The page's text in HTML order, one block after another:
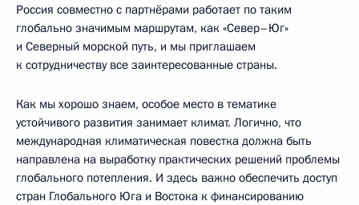
Россия совместно с партнёрами работает по таким
глобально значимым маршрутам, как «Север–Юг»
и Северный морской путь, и мы приглашаем
к сотрудничеству все заинтересованные страны.
Как мы хорошо знаем, особое место в тематике
устойчивого развития занимает климат. Логично, что
международная климатическая повестка должна быть
направлена на выработку практических решений проблемы
глобального потепления. И здесь важно обеспечить доступ
стран Глобального Юга и Востока к финансированию